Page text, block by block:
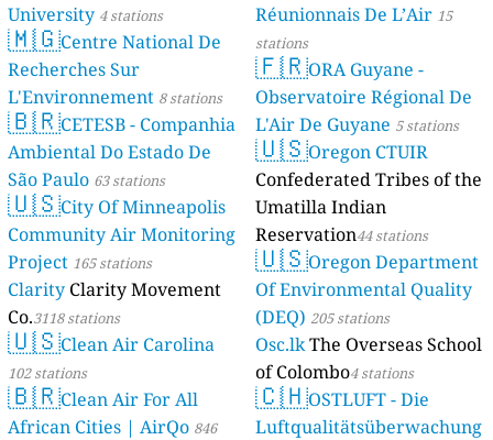
University 4 stations
🇲🇬Centre National De
Recherches Sur
L'Environnement 8 stations
🇧🇷CETESB - Companhia
Ambiental Do Estado De
São Paulo 63 stations
🇺🇸City Of Minneapolis
Community Air Monitoring
Project 165 stations
Clarity Clarity Movement
Co.3118 stations
🇺🇸Clean Air Carolina
102 stations
🇧🇷Clean Air For All
African Cities | AirQo 846
Réunionnais De L’Air 15
stations
🇫🇷ORA Guyane -
Observatoire Régional De
L'Air De Guyane 5 stations
🇺🇸Oregon CTUIR
Confederated Tribes of the
Umatilla Indian
Reservation44 stations
🇺🇸Oregon Department
Of Environmental Quality
(DEQ) 205 stations
Osc.lkThe Overseas School
of Colombo4 stations
🇨🇭OSTLUFT - Die
Luftqualitätsüberwachung